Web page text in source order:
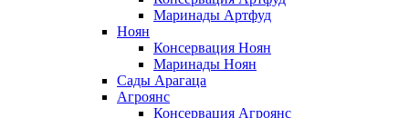
Маринады Артфуд
Ноян
Консервация Ноян
Маринады Ноян
Сады Арагаца
Агроянс
Консервация Агроянс